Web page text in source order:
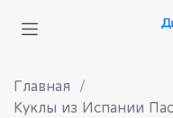
Главная
Куклы из Испании